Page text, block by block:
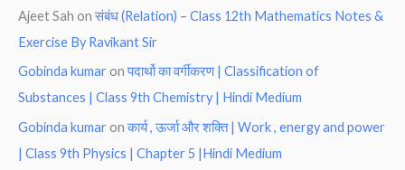
Ajeet Sah onसंबंध (Relation) – Class 12th Mathematics Notes &
Exercise By Ravikant Sir
Gobinda kumar onपदार्थो का वर्गीकरण | Classification of
Substances | Class 9th Chemistry | Hindi Medium
Gobinda kumar onकार्य , ऊर्जा और शक्ति | Work , energy and power
| Class 9th Physics | Chapter 5 |Hindi Medium